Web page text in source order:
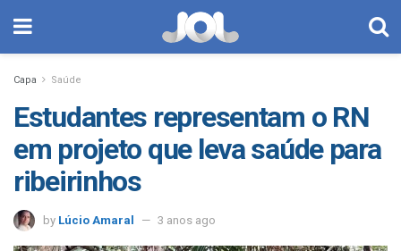
Capa Saúde
Estudantes representam o RN
em projeto que leva saúde para
ribeirinhos
by Lúcio Amaral 3 anos ago